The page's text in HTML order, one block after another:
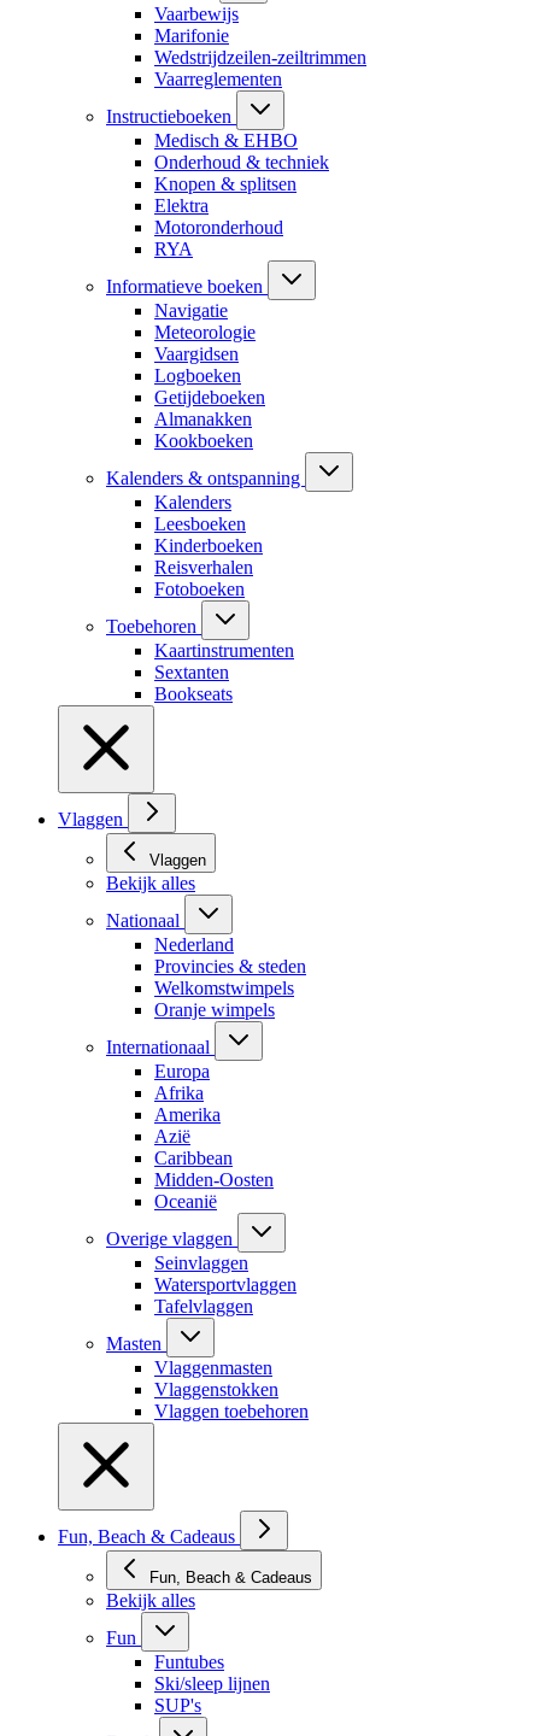
Vaarbewijs
Marifonie
Wedstrijdzeilen-zeiltrimmen
Vaarreglementen
Instructieboeken
Medisch & EHBO
Onderhoud & techniek
Knopen & splitsen
Elektra
Motoronderhoud
RYA
Informatieve boeken
Navigatie
Meteorologie
Vaargidsen
Logboeken
Getijdeboeken
Almanakken
Kookboeken
Kalenders & ontspanning
Kalenders
Leesboeken
Kinderboeken
Reisverhalen
Fotoboeken
Toebehoren
Kaartinstrumenten
Sextanten
Bookseats
Vlaggen
Vlaggen
Bekijk alles
Nationaal
Nederland
Provincies & steden
Welkomstwimpels
Oranje wimpels
Internationaal
Europa
Afrika
Amerika
Azië
Caribbean
Midden-Oosten
Oceanië
Overige vlaggen
Seinvlaggen
Watersportvlaggen
Tafelvlaggen
Masten
Vlaggenmasten
Vlaggenstokken
Vlaggen toebehoren
Fun, Beach & Cadeaus
Fun, Beach & Cadeaus
Bekijk alles
Fun
Funtubes
Ski/sleep lijnen
SUP's